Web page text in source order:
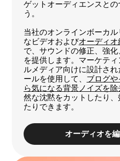
ゲットオーディエンスと
う。
当社のオンラインボーカ
なビデオおよびオーディオ
で、サウンドの修正、強
を提供します。マーケテ
ルメディア向けに設計さ
ールを使用して、 ブログ
ら気になる背景ノイズを除
然な沈黙をカットしたり
たりできます。
オーディオを